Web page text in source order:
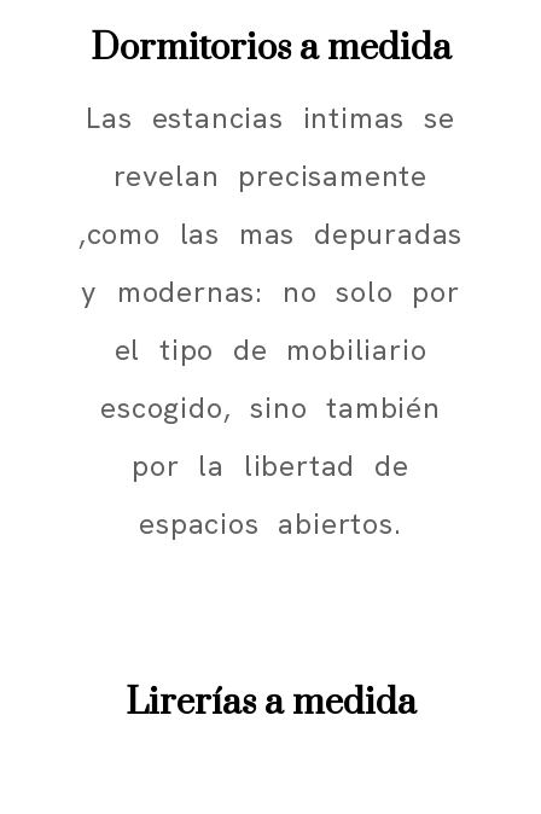
Dormitorios a medida
Las estancias intimas se
revelan precisamente
,como las mas depuradas
y modernas: no solo por
el tipo de mobiliario
escogido, sino también
por la libertad de
espacios abiertos.
Lirerías a medida